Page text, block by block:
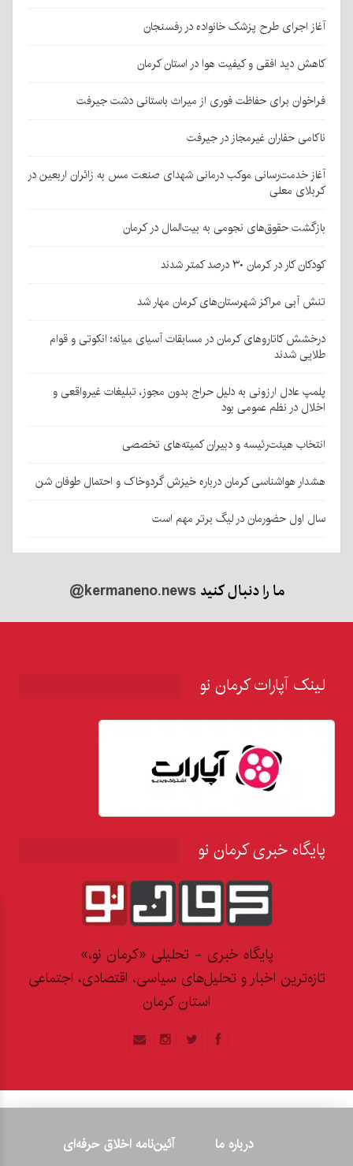
آغاز اجرای طرح پزشک خانواده در رفسنجان
کاهش دید افقی و کیفیت هوا در استان کرمان
فراخوان برای حفاظت فوری از میراث باستانی دشت جیرفت
ناکامی حفاران غیرمجاز در جیرفت
آغاز خدمت‌رسانی موکب درمانی شهدای صنعت مس به زائران اربعین در
کربلای معلی
بازگشت حقوق‌های نجومی به بیت‌المال در کرمان
کودکان کار در کرمان ۳۰ درصد کمتر شدند
تنش آبی مراکز شهرستان‌های کرمان مهار شد
درخشش کاتاروهای کرمان در مسابقات آسیای میانه؛ انکوتی و قوام
طلایی شدند
پلمپ عادل ارزونی به دليل حراج بدون مجوز، تبليغات غیرواقعی و
اخلال در نظم عمومی بود
انتخاب هیئت‌رئیسه و دبیران کمیته‌های تخصصی
هشدار هواشناسی کرمان درباره خیزش گردوخاک و احتمال طوفان شن
سال اول حضورمان در لیگ برتر مهم است
ما را دنبال کنید@kermaneno.news
لینک آپارات کرمان نو
پایگاه خبری کرمان نو
پایگاه خبری - تحلیلی «کرمان نو،»
تازه‌ترین اخبار و تحلیل‌های سیاسی، اقتصادی، اجتماعی
استان کرمان
درباره ما آئین‌نامه اخلاق حرفه‌ای